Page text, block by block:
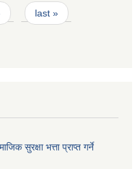
last »
सुरक्षा भत्ता प्राप्त गर्ने